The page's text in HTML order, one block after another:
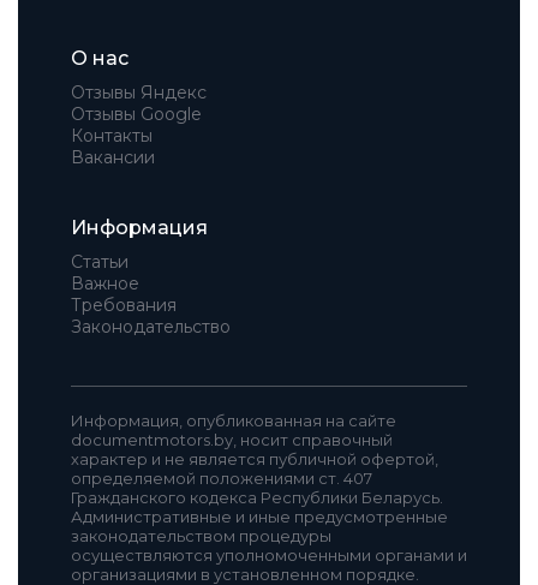
О нас
Отзывы Яндекс
Отзывы Google
Контакты
Вакансии
Информация
Статьи
Важное
Требования
Законодательство
Информация, опубликованная на сайте
documentmotors.by, носит справочный
характер и не является публичной офертой,
определяемой положениями ст. 407
Гражданского кодекса Республики Беларусь.
Административные и иные предусмотренные
законодательством процедуры
осуществляются уполномоченными органами и
организациями в установленном порядке.